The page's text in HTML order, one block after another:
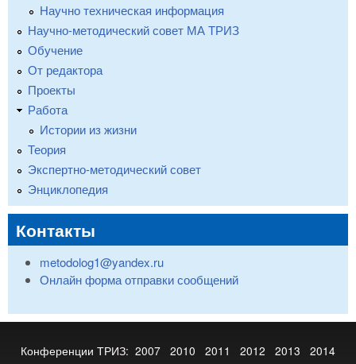
Научно техническая информация
Научно-методический совет МА ТРИЗ
Обучение
От редактора
Проекты
Работа
Истории из жизни
Теория
Экспертно-методический совет
Энциклопедия
Контакты
metodolog1@yandex.ru
Онлайн форма отправки сообщений
Конференции ТРИЗ: 2007 2010 2011 2012 2013 2014